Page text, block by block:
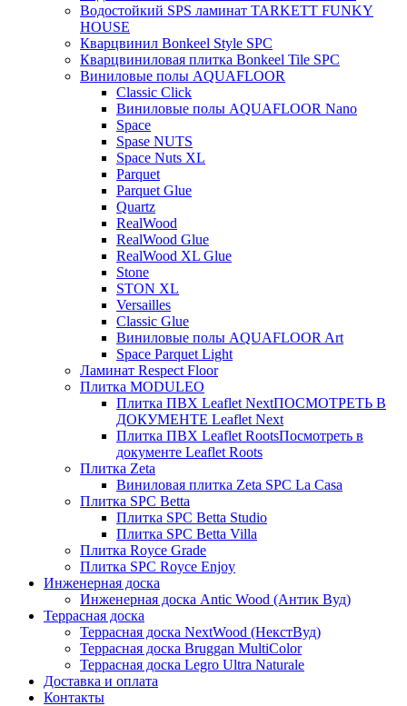
Водостойкий SPS ламинат TARKETT FUNKY
HOUSE
Кварцвинил Bonkeel Style SPC
Кварцвиниловая плитка Bonkeel Tile SPC
Виниловые полы AQUAFLOOR
Classic Click
Виниловые полы AQUAFLOOR Nano
Space
Spase NUTS
Space Nuts XL
Parquet
Parquet Glue
Quartz
RealWood
RealWood Glue
RealWood XL Glue
Stone
STON XL
Versailles
Classic Glue
Виниловые полы AQUAFLOOR Art
Space Parquet Light
Ламинат Respect Floor
Плитка MODULEO
Плитка ПВХ Leaflet NextПОСМОТРЕТЬ В
ДОКУМЕНТЕ Leaflet Next
Плитка ПВХ Leaflet RootsПосмотреть в
документе Leaflet Roots
Плитка Zeta
Виниловая плитка Zeta SPC La Casa
Плитка SPC Betta
Плитка SPC Betta Studio
Плитка SPC Betta Villa
Плитка Royce Grade
Плитка SPC Royce Enjoy
Инженерная доска
Инженерная доска Antic Wood (Антик Вуд)
Террасная доска
Террасная доска NextWood (НекстВуд)
Террасная доска Bruggan MultiColor
Террасная доска Legro Ultra Naturale
Доставка и оплата
Контакты